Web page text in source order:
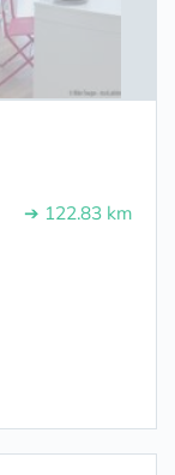
➔ 122.83 km